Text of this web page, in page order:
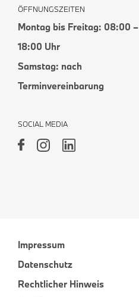
ÖFFNUNGSZEITEN
Montag bis Freitag: 08:00 –
18:00 Uhr
Samstag: nach
Terminvereinbarung
SOCIAL MEDIA
Impressum
Datenschutz
Rechtlicher Hinweis